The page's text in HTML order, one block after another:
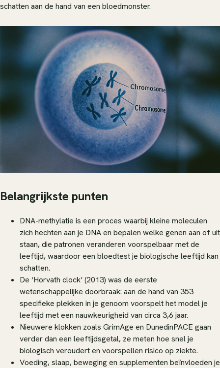
schatten aan de hand van een bloedmonster.
Belangrijkste punten
DNA-methylatie is een proces waarbij kleine moleculen
zich hechten aan je DNA en bepalen welke genen aan of uit
staan, die patronen veranderen voorspelbaar met de
leeftijd, waardoor een bloedtest je biologische leeftijd kan
schatten.
De ‘Horvath clock’ (2013) was de eerste
wetenschappelijke doorbraak: aan de hand van 353
specifieke plekken in je genoom voorspelt het model je
leeftijd met een nauwkeurigheid van circa 3,6 jaar.
Nieuwere klokken zoals GrimAge en DunedinPACE gaan
verder dan een leeftijdsgetal, ze meten hoe snel je
biologisch veroudert en voorspellen risico op ziekte.
Voeding, slaap, beweging en supplementen beïnvloeden je